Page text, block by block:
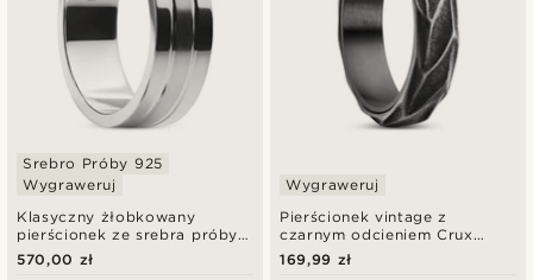
Klasyczny żłobkowany
pierścionek ze srebra próby
925 i polerowanej stali
nierdzewnej
Srebro Próby 925
Wygraweruj
570,00 zł
Pierścionek vintage z
czarnym odcieniem Crux
Pearce
Wygraweruj
169,99 zł